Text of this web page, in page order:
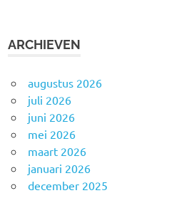
ARCHIEVEN
augustus 2026
juli 2026
juni 2026
mei 2026
maart 2026
januari 2026
december 2025